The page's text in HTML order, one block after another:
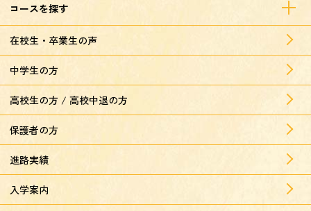
コースを探す
在校生・卒業生の声
中学生の方
高校生の方 / 高校中退の方
保護者の方
進路実績
入学案内